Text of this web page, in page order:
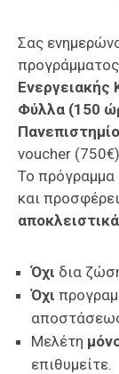
ΕΒΕΠ-
Πιερία
Σας
προγράμματος
Ενεργειακής
Φύλλα (150
voucher
Το πρόγραμμα
και
Όχι δια
Όχι
Μελέτη
επιθυμείτε.